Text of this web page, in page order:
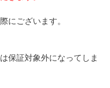
にございます。
保証対象外になってしま